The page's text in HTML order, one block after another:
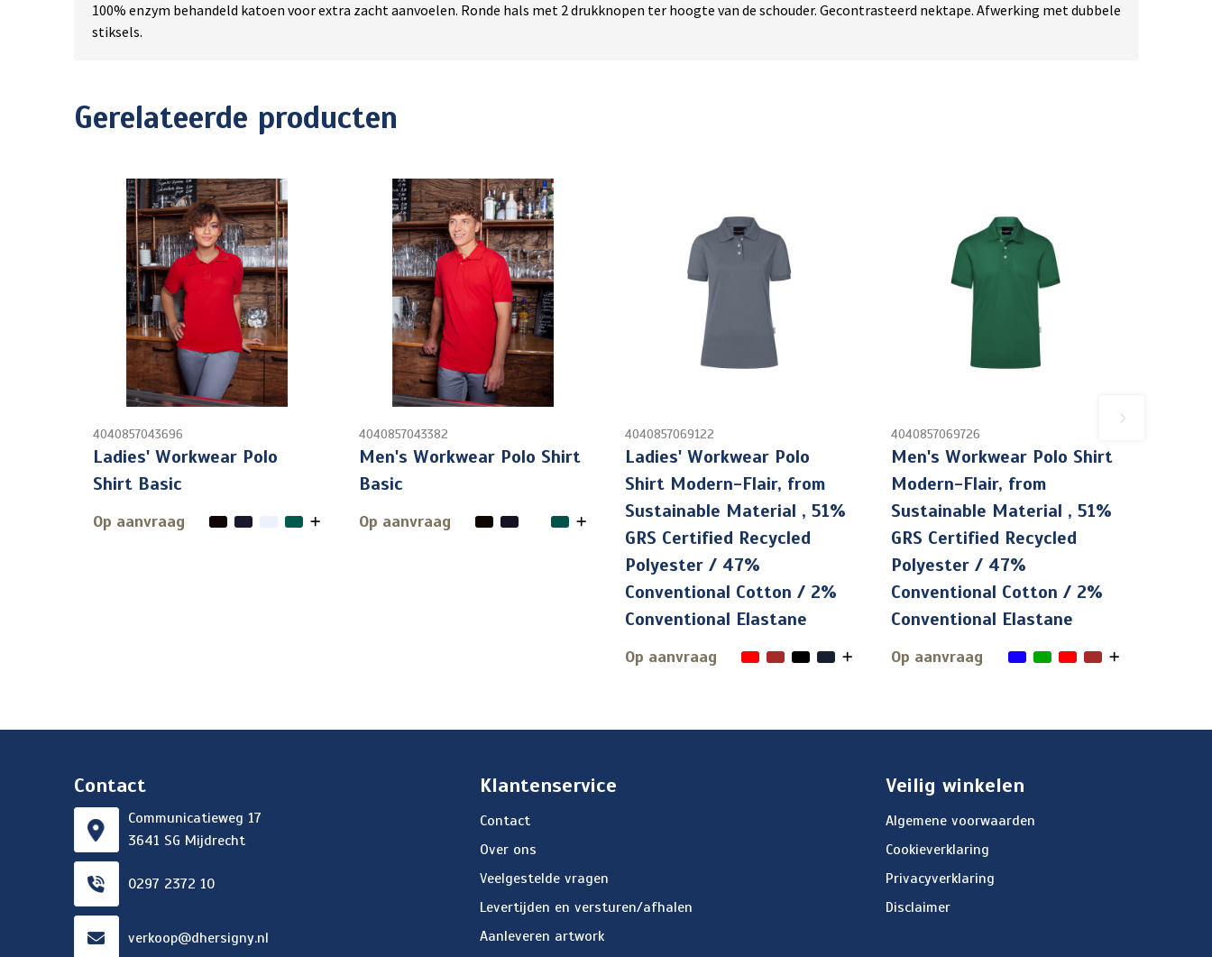
100% enzym behandeld katoen voor extra zacht aanvoelen. Ronde hals met 2 drukknopen ter hoogte van de schouder. Gecontrasteerd nektape. Afwerking met dubbele
stiksels.
Gerelateerde producten
4040857043696
Ladies' Workwear Polo
Shirt Basic
Op aanvraag
4040857043382
Men's Workwear Polo Shirt
Basic
Op aanvraag
4040857069122
Ladies' Workwear Polo
Shirt Modern-Flair, from
Sustainable Material , 51%
GRS Certified Recycled
Polyester / 47%
Conventional Cotton / 2%
Conventional Elastane
Op aanvraag
4040857069726
Men's Workwear Polo Shirt
Modern-Flair, from
Sustainable Material , 51%
GRS Certified Recycled
Polyester / 47%
Conventional Cotton / 2%
Conventional Elastane
Op aanvraag
Contact
Communicatieweg 17
3641 SG Mijdrecht
0297 2372 10
verkoop@dhersigny.nl
Klantenservice
Contact
Over ons
Veelgestelde vragen
Levertijden en versturen/afhalen
Aanleveren artwork
Veilig winkelen
Algemene voorwaarden
Cookieverklaring
Privacyverklaring
Disclaimer